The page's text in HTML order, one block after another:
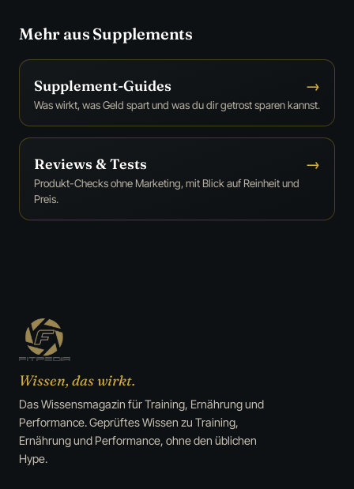
Mehr aus Supplements
Supplement-Guides →
Was wirkt, was Geld spart und was du dir getrost sparen kannst.
Reviews & Tests →
Produkt-Checks ohne Marketing, mit Blick auf Reinheit und
Preis.
Wissen, das wirkt.
Das Wissensmagazin für Training, Ernährung und
Performance. Geprüftes Wissen zu Training,
Ernährung und Performance, ohne den üblichen
Hype.